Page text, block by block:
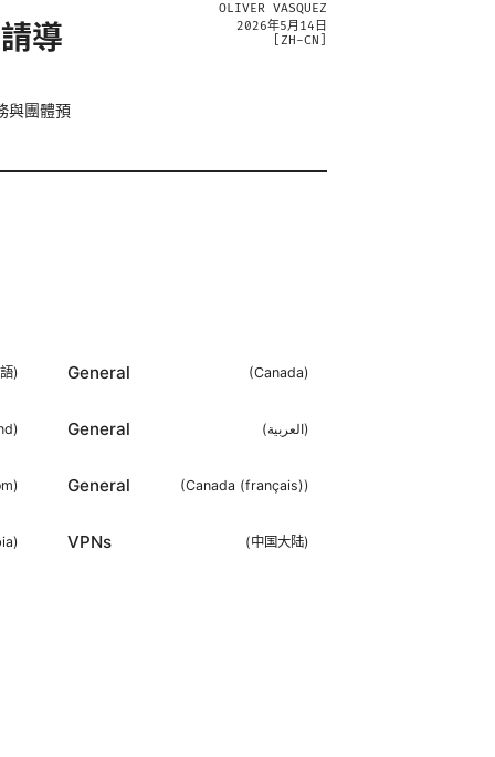
導
與團體預
OLIVER VASQUEZ
2026年5月14日
ZH-CN
) General (Canada)
) General (العربية)
) General (Canada (français))
) VPNs (中国大陆)